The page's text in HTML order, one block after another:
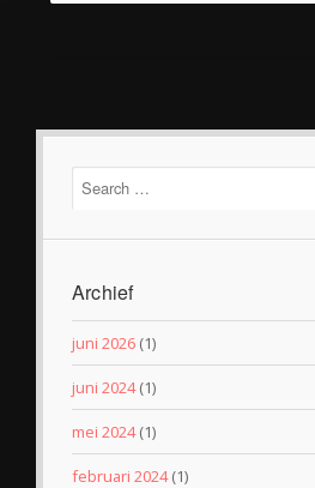
Archief
juni 2026 (1)
juni 2024(1)
mei 2024(1)
februari 2024(1)